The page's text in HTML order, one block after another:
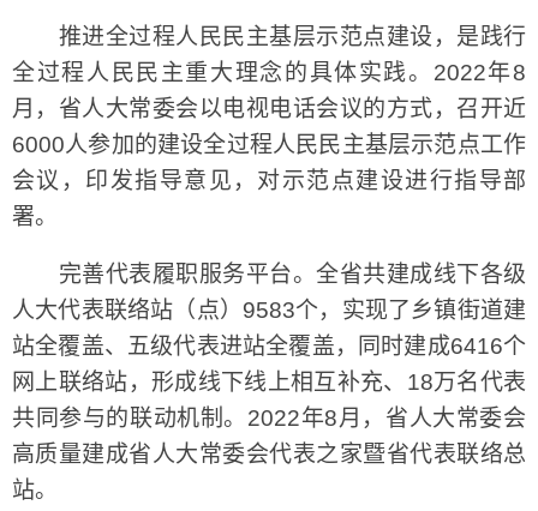
推进全过程人民民主基层示范点建设，是践行
全过程人民民主重大理念的具体实践。2022年8
月，省人大常委会以电视电话会议的方式，召开近
6000人参加的建设全过程人民民主基层示范点工作
会议，印发指导意见，对示范点建设进行指导部
署。
完善代表履职服务平台。全省共建成线下各级
人大代表联络站（点）9583个，实现了乡镇街道建
站全覆盖、五级代表进站全覆盖，同时建成6416个
网上联络站，形成线下线上相互补充、18万名代表
共同参与的联动机制。2022年8月，省人大常委会
高质量建成省人大常委会代表之家暨省代表联络总
站。